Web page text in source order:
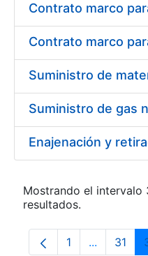
Suministro de
Suministro de gas
Mostrando el intervalo
resultados.
Página
1 ...Páginas
31